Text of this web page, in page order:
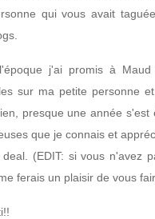
qui vous avait
j'ai promis à
sur ma petite personne
presque une année
que je connais et
(EDIT: si vous n'avez
ferais un plaisir de vous